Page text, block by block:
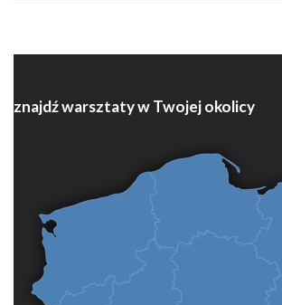
znajdź warsztaty w Twojej okolicy